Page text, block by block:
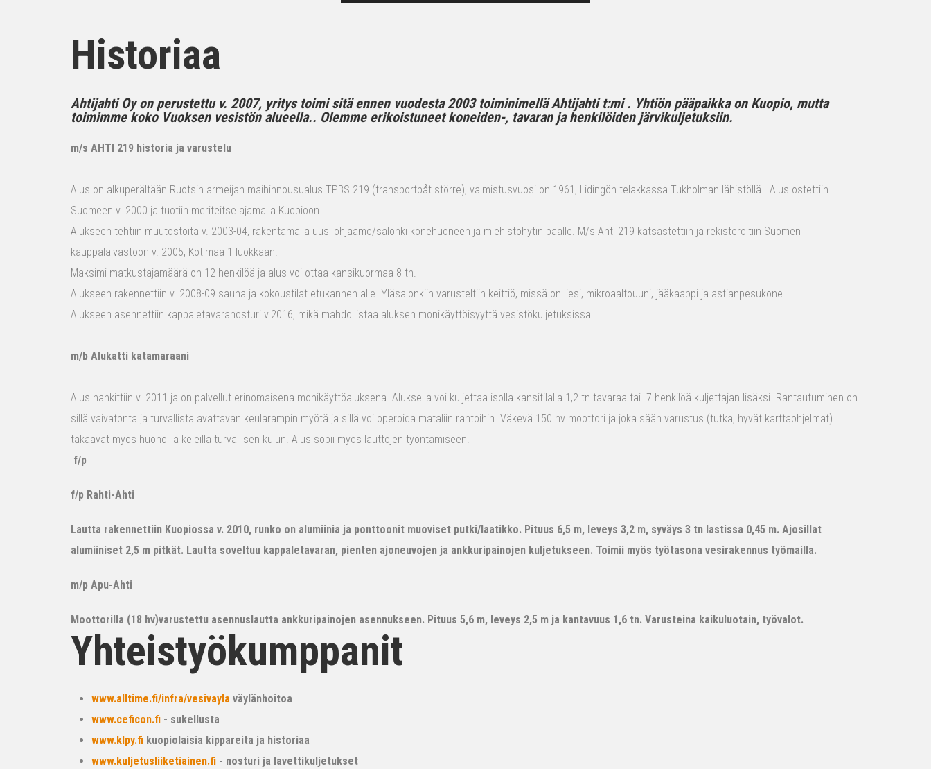
Historiaa
Ahtijahti Oy on perustettu v. 2007, yritys toimi sitä ennen vuodesta 2003 toiminimellä Ahtijahti t:mi . Yhtiön pääpaikka on Kuopio, mutta
toimimme koko Vuoksen vesistön alueella.. Olemme erikoistuneet koneiden-, tavaran ja henkilöiden järvikuljetuksiin.
m/s AHTI 219 historia ja varustelu
Alus on alkuperältään Ruotsin armeijan maihinnousualus TPBS 219 (transportbåt större), valmistusvuosi on 1961, Lidingön telakkassa Tukholman lähistöllä . Alus ostettiin
Suomeen v. 2000 ja tuotiin meriteitse ajamalla Kuopioon.
Alukseen tehtiin muutostöitä v. 2003-04, rakentamalla uusi ohjaamo/salonki konehuoneen ja miehistöhytin päälle. M/s Ahti 219 katsastettiin ja rekisteröitiin Suomen
kauppalaivastoon v. 2005, Kotimaa 1-luokkaan.
Maksimi matkustajamäärä on 12 henkilöä ja alus voi ottaa kansikuormaa 8 tn.
Alukseen rakennettiin v. 2008-09 sauna ja kokoustilat etukannen alle. Yläsalonkiin varusteltiin keittiö, missä on liesi, mikroaaltouuni, jääkaappi ja astianpesukone.
Alukseen asennettiin kappaletavaranosturi v.2016, mikä mahdollistaa aluksen monikäyttöisyyttä vesistökuljetuksissa.
m/b Alukatti katamaraani
Alus hankittiin v. 2011 ja on palvellut erinomaisena monikäyttöaluksena. Aluksella voi kuljettaa isolla kansitilalla 1,2 tn tavaraa tai 7 henkilöä kuljettajan lisäksi. Rantautuminen on
sillä vaivatonta ja turvallista avattavan keularampin myötä ja sillä voi operoida mataliin rantoihin. Väkevä 150 hv moottori ja joka sään varustus (tutka, hyvät karttaohjelmat)
takaavat myös huonoilla keleillä turvallisen kulun. Alus sopii myös lauttojen työntämiseen.
f/p
f/p Rahti-Ahti
Lautta rakennettiin Kuopiossa v. 2010, runko on alumiinia ja ponttoonit muoviset putki/laatikko. Pituus 6,5 m, leveys 3,2 m, syväys 3 tn lastissa 0,45 m. Ajosillat
alumiiniset 2,5 m pitkät. Lautta soveltuu kappaletavaran, pienten ajoneuvojen ja ankkuripainojen kuljetukseen. Toimii myös työtasona vesirakennus työmailla.
m/p Apu-Ahti
Moottorilla (18 hv)varustettu asennuslautta ankkuripainojen asennukseen. Pituus 5,6 m, leveys 2,5 m ja kantavuus 1,6 tn. Varusteina kaikuluotain, työvalot.
Yhteistyökumppanit
www.alltime.fi/infra/vesivayla väylänhoitoa
www.ceficon.fi - sukellusta
www.klpy.fi kuopiolaisia kippareita ja historiaa
www.kuljetusliiketiainen.fi - nosturi ja lavettikuljetukset